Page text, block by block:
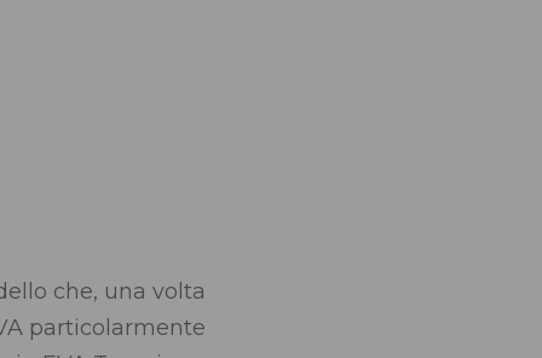
che, una volta
particolarmente